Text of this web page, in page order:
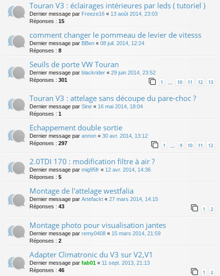
Touran V3 : éclairages intérieures par leds ( tutoriel )
Dernier message par Freeze16 « 13 août 2014, 23:03
Réponses : 15
comment changer le pommeau de levier de vitesss
Dernier message par BBen « 08 juil. 2014, 12:24
Réponses : 8
Seuils de porte VW Touran
Dernier message par blackrider « 29 juin 2014, 23:52
Réponses : 301 1 … 10 11 12 13
Touran V3 : attelage sans découpe du pare-choc ?
Dernier message par Sine « 16 mai 2014, 18:04
Réponses : 1
Echappement double sortie
Dernier message par annon « 30 avr. 2014, 13:12
Réponses : 297 1 … 9 10 11 12
2.0TDI 170 : modification filtre à air ?
Dernier message par mig95fr « 12 avr. 2014, 14:36
Réponses : 5
Montage de l'attelage westfalia
Dernier message par Artefackt « 27 mars 2014, 14:15
Réponses : 43 1 2
Montage photo pour visualisation jantes
Dernier message par remy0408 « 15 mars 2014, 21:59
Réponses : 2
Adapter Climatronic du V3 sur V2,V1
Dernier message par fab01 « 11 sept. 2013, 21:13
Réponses : 46 1 2